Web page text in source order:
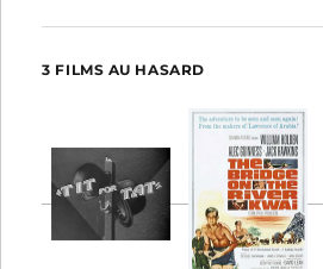
3 FILMS AU HASARD